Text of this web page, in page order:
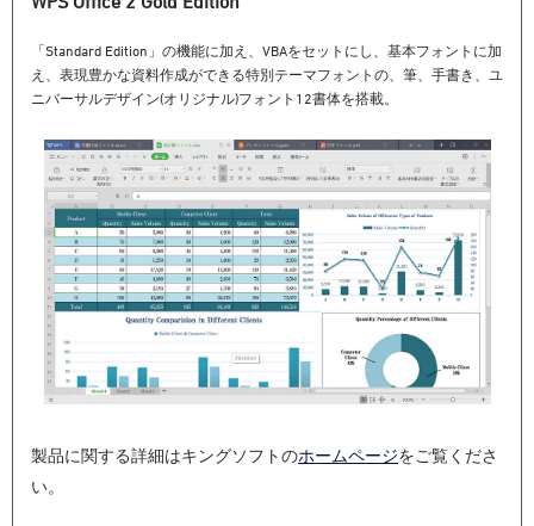
「Standard Edition」の機能に加え、VBAをセットにし、基本フォントに加
え、表現豊かな資料作成ができる特別テーマフォントの、筆、手書き、ユ
ニバーサルデザイン(オリジナル)フォント12書体を搭載。
製品に関する詳細はキングソフトのホームページをご覧くださ
い。